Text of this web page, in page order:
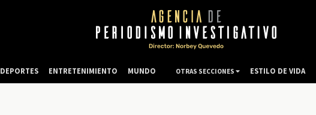
DEPORTES ENTRETENIMIENTO MUNDO OTRAS SECCIONES ESTILO DE VIDA